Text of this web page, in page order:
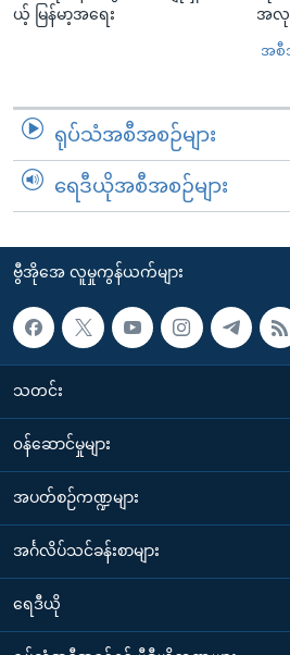
ယ့် မြန်မာ့အရေး
အလုပ်
အစီ
ရုပ်သံအစီအစဉ်များ
ရေဒီယိုအစီအစဉ်များ
ဗွီအိုအေ လူမှုကွန်ယက်များ
သတင်း
၀န်ဆောင်မှုများ
အပတ်စဉ်ကဏ္ဍများ
အင်္ဂလိပ်သင်ခန်းစာများ
ရေဒီယို